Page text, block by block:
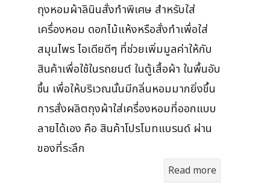
ถุงหอมผ้าลินินสั่งทำพิเศษ สำหรับใส่
เครื่องหอม ดอกไม้แห้งหรือสั่งทำเพื่อใส่
สมุนไพร ไอเดียดีๆ ที่ช่วยเพิ่มมูลค่าให้กับ
สินค้าเพื่อใช้ในรถยนต์ ในตู้เสื้อผ้า ในพื้นอับ
ชื้น เพื่อให้บริเวณนั้นมีกลิ่นหอมมากยิ่งขึ้น
การสั่งผลิตถุงผ้าใส่เครื่องหอมที่ออกแบบ
ลายได้เอง คือ สินค้าโปรโมทแบรนด์ ผ่าน
ของที่ระลึก
Read more